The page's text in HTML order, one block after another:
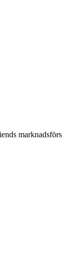
marknadsförs